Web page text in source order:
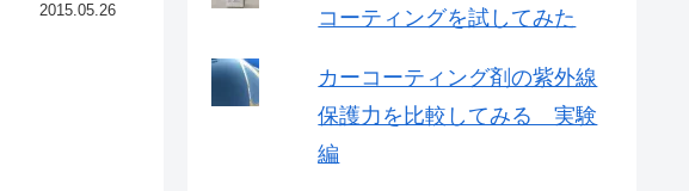
2015.05.26
コーティングを試してみた
カーコーティング剤の紫外線
保護力を比較してみる 実験
編